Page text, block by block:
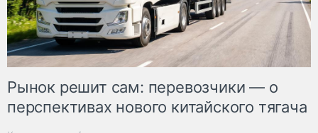
Рынок решит сам: перевозчики — о
перспективах нового китайского тягача